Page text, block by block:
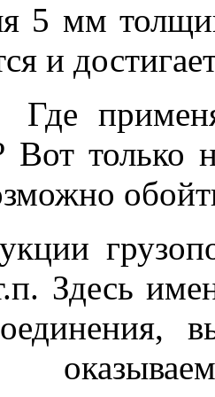
5 мм
и
Вот только
Здесь